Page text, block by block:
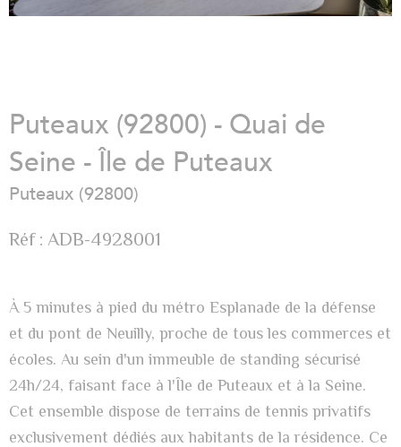
Puteaux (92800) - Quai de
Seine - Île de Puteaux
Puteaux (92800)
Réf : ADB-4928001
À 5 minutes à pied du métro Esplanade de la défense
et du pont de Neuilly, proche de tous les commerces et
écoles. Au sein d'un immeuble de standing sécurisé
24h/24, faisant face à l'Île de Puteaux et à la Seine.
Cet ensemble dispose de terrains de tennis privatifs
exclusivement dédiés aux habitants de la résidence. Ce